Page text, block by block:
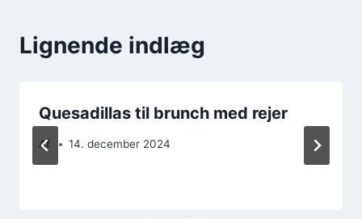
Lignende indlæg
Quesadillas til brunch med rejer
Af 14. december 2024